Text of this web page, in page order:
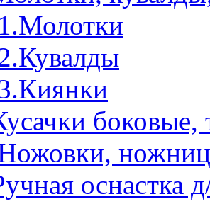
боковые,
оснастка